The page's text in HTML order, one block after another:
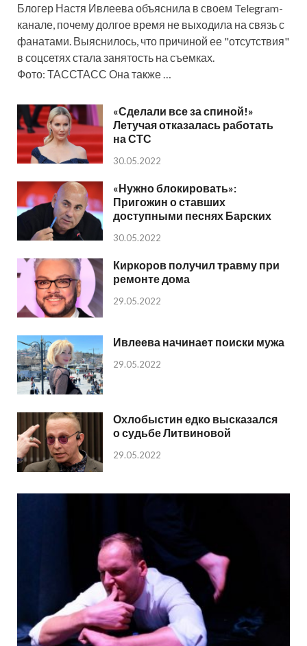
Блогер Настя Ивлеева объяснила в своем Telegram-
канале, почему долгое время не выходила на связь с
фанатами. Выяснилось, что причиной ее "отсутствия"
в соцсетях стала занятость на съемках.
Фото: ТАССТАСС Она также …
«Сделали все за спиной!»
Летучая отказалась работать
на СТС
30.05.2022
«Нужно блокировать»:
Пригожин о ставших
доступными песнях Барских
30.05.2022
Киркоров получил травму при
ремонте дома
29.05.2022
Ивлеева начинает поиски мужа
29.05.2022
Охлобыстин едко высказался
о судьбе Литвиновой
29.05.2022